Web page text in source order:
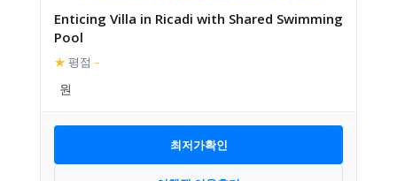
Enticing Villa in Ricadi with Shared Swimming
Pool
★ 평점 –
최저가확인